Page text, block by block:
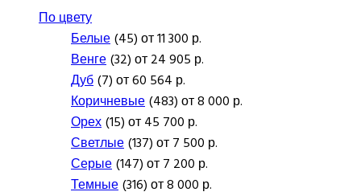
По цвету
Белые(45) от 11 300 р.
Венге(32) от 24 905 р.
Дуб(7) от 60 564 р.
Коричневые(483) от 8 000 р.
Орех(15) от 45 700 р.
Светлые(137) от 7 500 р.
Серые(147) от 7 200 р.
Темные(316) от 8 000 р.